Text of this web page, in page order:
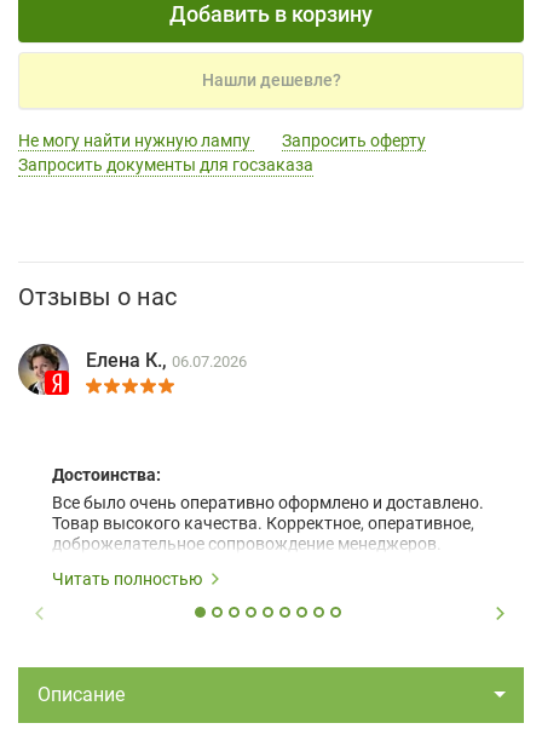
Добавить в корзину
Нашли дешевле?
Не могу найти нужную лампу
Запросить оферту
Запросить документы для госзаказа
Отзывы о нас
Елена К., 06.07.2026
Достоинства:
Все было очень оперативно оформлено и доставлено.
Товар высокого качества. Корректное, оперативное,
доброжелательное сопровождение менеджеров.
Читать полностью
Описание